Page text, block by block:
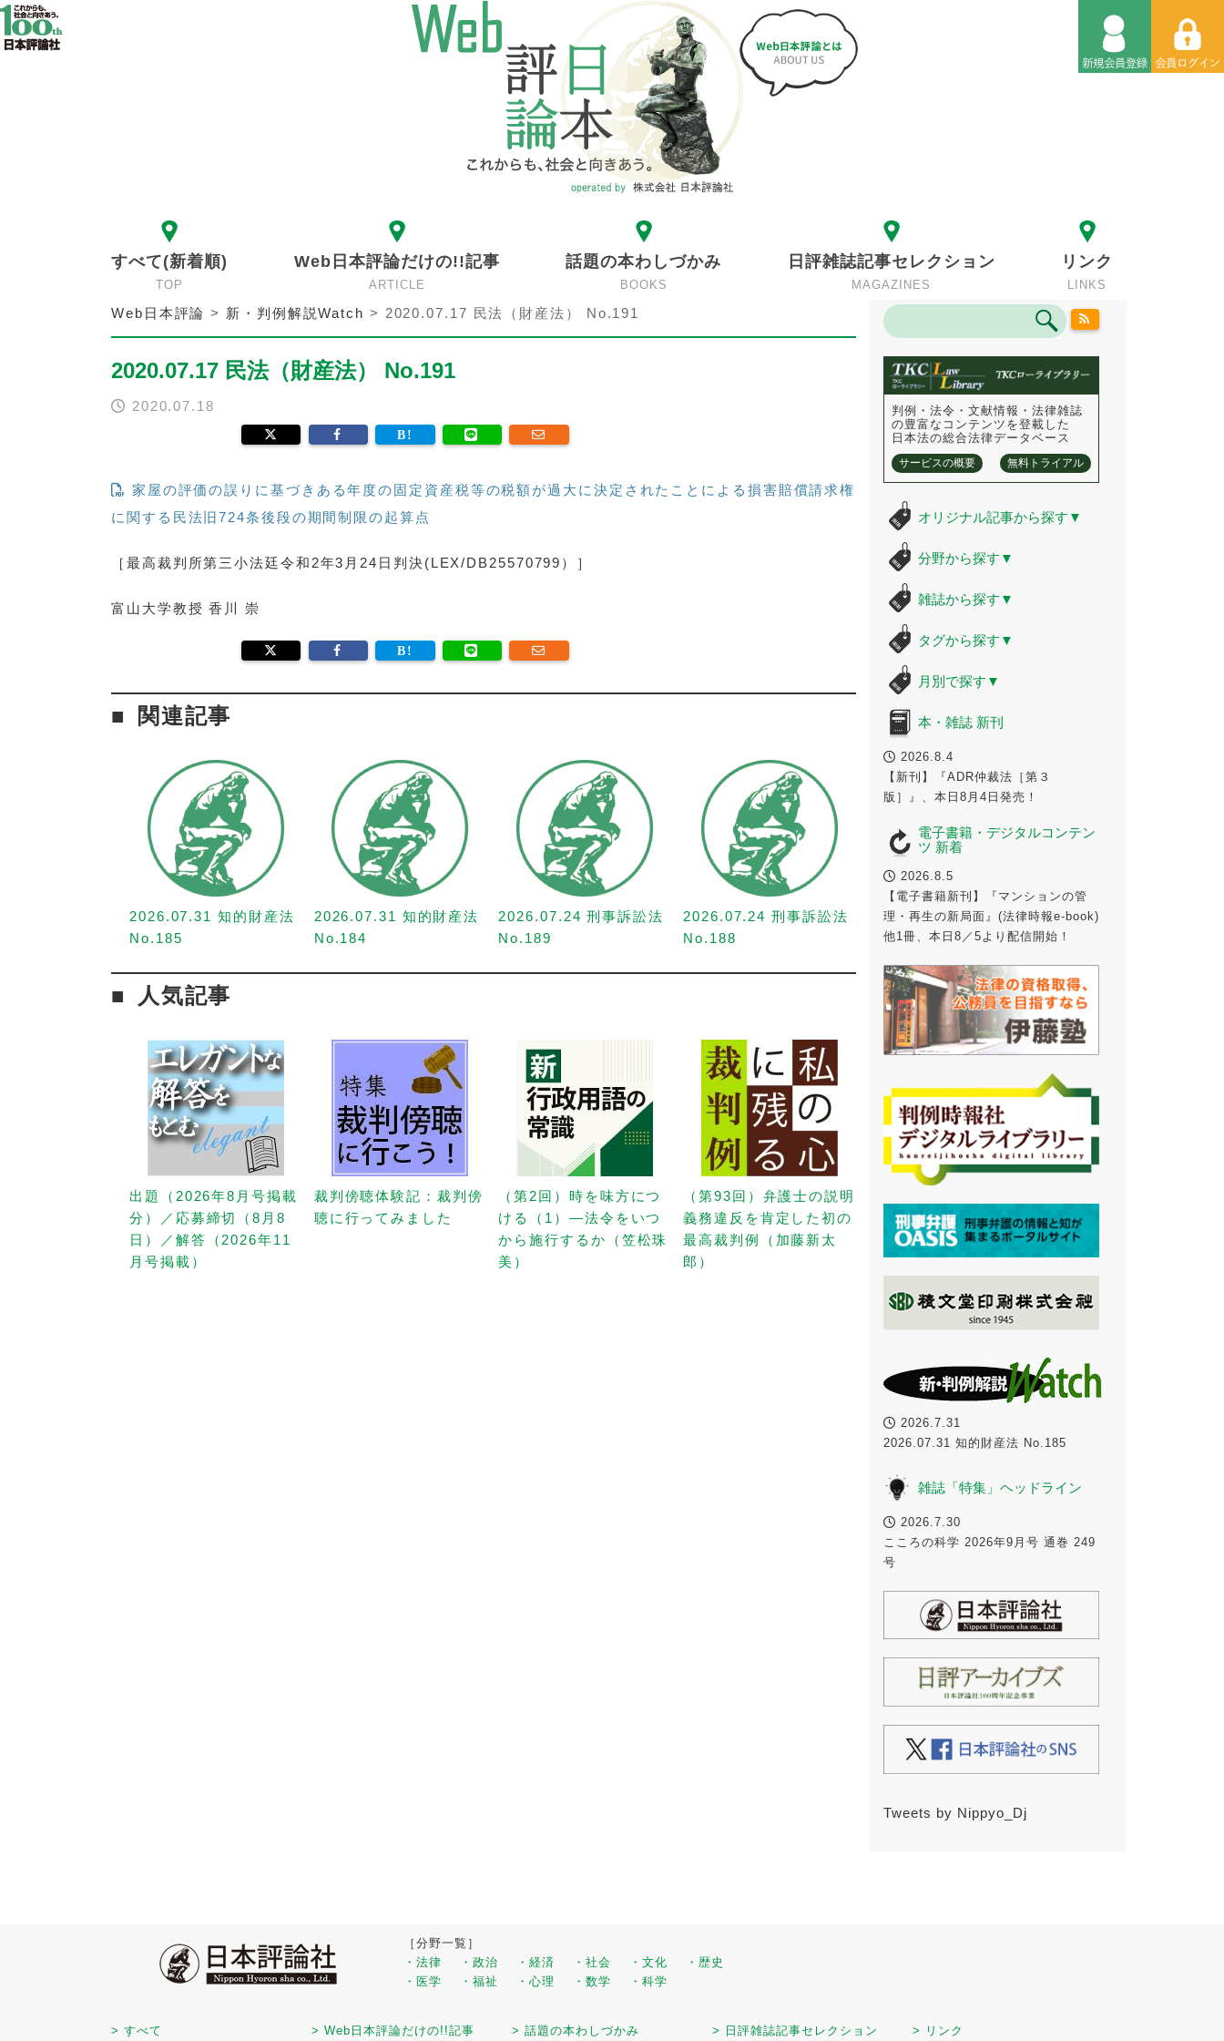
すべて(新着順)
TOP
Web日本評論だけの!!記事
ARTICLE
話題の本わしづかみ
BOOKS
日評雑誌記事セレクション
MAGAZINES
リンク
LINKS
Web日本評論 > 新・判例解説Watch > 2020.07.17 民法（財産法） No.191
2020.07.17 民法（財産法） No.191
2020.07.18
家屋の評価の誤りに基づきある年度の固定資産税等の税額が過大に決定されたことによる損害賠償請求権
に関する民法旧724条後段の期間制限の起算点
［最高裁判所第三小法廷令和2年3月24日判決(LEX/DB25570799）］
富山大学教授 香川 崇
関連記事
2026.07.31 知的財産法
No.185
2026.07.31 知的財産法
No.184
2026.07.24 刑事訴訟法
No.189
2026.07.24 刑事訴訟法
No.188
人気記事
出題（2026年8月号掲載
分）／応募締切（8月8
日）／解答（2026年11
月号掲載）
裁判傍聴体験記：裁判傍
聴に行ってみました
（第2回）時を味方につ
ける（1）—法令をいつ
から施行するか（笠松珠
美）
（第93回）弁護士の説明
義務違反を肯定した初の
最高裁判例（加藤新太
郎）
判例・法令・文献情報・法律雑誌
の豊富なコンテンツを登載した
日本法の総合法律データベース
サービスの概要 無料トライアル
オリジナル記事から探す ▼
分野から探す ▼
雑誌から探す ▼
タグから探す ▼
月別で探す ▼
本・雑誌 新刊
2026.8.4
【新刊】『ADR仲裁法［第３
版］』、本日8月4日発売！
電子書籍・デジタルコンテン
ツ 新着
2026.8.5
【電子書籍新刊】『マンションの管
理・再生の新局面』(法律時報e-book)
他1冊、本日8／5より配信開始！
2026.7.31
2026.07.31 知的財産法 No.185
雑誌「特集」ヘッドライン
2026.7.30
こころの科学 2026年9月号 通巻 249
号
Tweets by Nippyo_Dj
［分野一覧］
・法律
・政治 ・経済 ・社会 ・文化
・歴史
・医学
・福祉 ・心理 ・数学 ・科学
> すべて > Web日本評論だけの!!記事 > 話題の本わしづかみ > 日評雑誌記事セレクション > リンク